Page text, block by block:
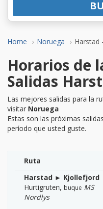
Home Noruega Harstad
Horarios de
Salidas
Las mejores salidas para la
visitar Noruega
Estas son las próximas
período que usted guste.
Ruta
Harstad ► Kjollefjord
Hurtigruten, buque MS
Nordlys